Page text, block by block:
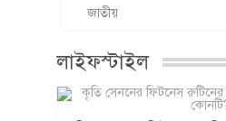
জাতীয়
লাইফস্টাইল